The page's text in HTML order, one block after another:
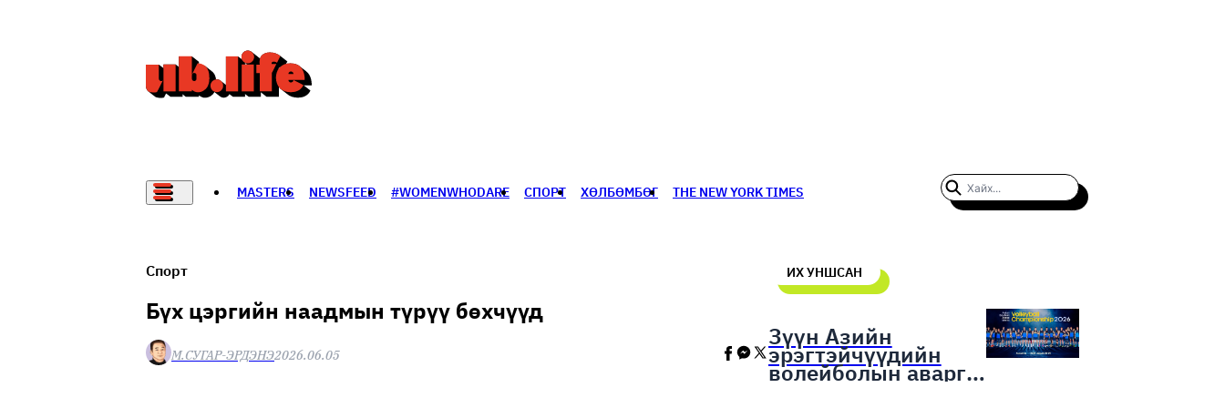
MASTERS NEWSFEED #WOMENWHODARE СПОРТ ХӨЛБӨМБӨГ THE NEW YORK TIMES
Спорт
Бүх цэргийн наадмын түрүү бөхчүүд
М.СУГАР-ЭРДЭНЭ2026.06.05
ИХ УНШСАН
Зүүн Азийн
эрэгтэйчүүдийн
волейболын аварга
шалгаруулах